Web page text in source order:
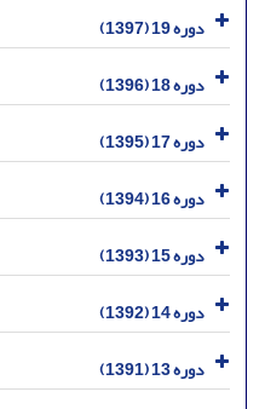
دوره 19 (1397)
دوره 18 (1396)
دوره 17 (1395)
دوره 16 (1394)
دوره 15 (1393)
دوره 14 (1392)
دوره 13 (1391)